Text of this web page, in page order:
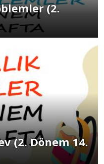
(2.
(2. Dönem 14.